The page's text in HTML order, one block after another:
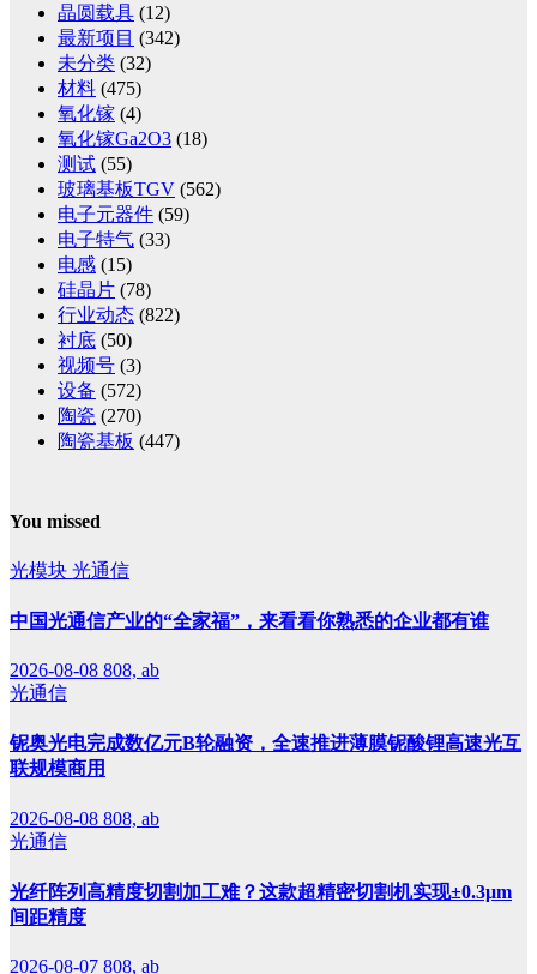
晶圆载具 (12)
最新项目 (342)
未分类 (32)
材料 (475)
氧化镓 (4)
氧化镓Ga2O3 (18)
测试 (55)
玻璃基板TGV (562)
电子元器件 (59)
电子特气 (33)
电感 (15)
硅晶片 (78)
行业动态 (822)
衬底 (50)
视频号 (3)
设备 (572)
陶瓷 (270)
陶瓷基板 (447)
You missed
光模块 光通信
中国光通信产业的“全家福”，来看看你熟悉的企业都有谁
2026-08-08 808, ab
光通信
铌奥光电完成数亿元B轮融资，全速推进薄膜铌酸锂高速光互
联规模商用
2026-08-08 808, ab
光通信
光纤阵列高精度切割加工难？这款超精密切割机实现±0.3μm
间距精度
2026-08-07 808, ab